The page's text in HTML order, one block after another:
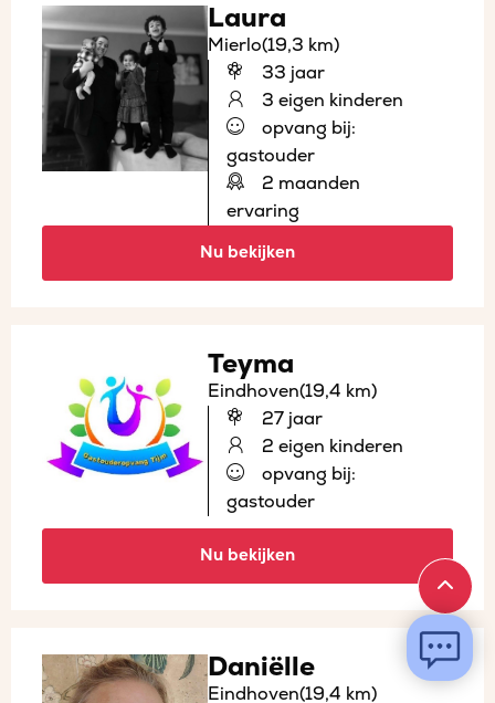
Laura
Mierlo(19,3 km)
33 jaar
3 eigen kinderen
opvang bij:
gastouder
2 maanden
ervaring
Nu bekijken
Teyma
Eindhoven(19,4 km)
27 jaar
2 eigen kinderen
opvang bij:
gastouder
Nu bekijken
Daniëlle
Eindhoven(19,4 km)